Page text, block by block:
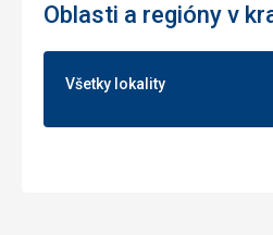
Oblasti a regióny v
Všetky lokality